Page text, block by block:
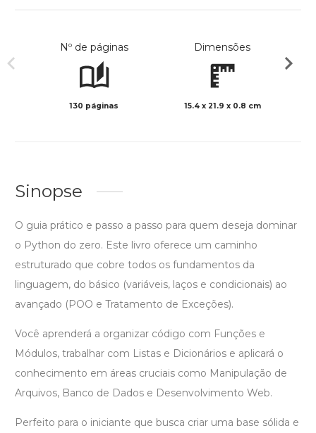
Nº de páginas
130 páginas
Dimensões
15.4 x 21.9 x 0.8 cm
Sinopse
O guia prático e passo a passo para quem deseja dominar
o Python do zero. Este livro oferece um caminho
estruturado que cobre todos os fundamentos da
linguagem, do básico (variáveis, laços e condicionais) ao
avançado (POO e Tratamento de Exceções).
Você aprenderá a organizar código com Funções e
Módulos, trabalhar com Listas e Dicionários e aplicará o
conhecimento em áreas cruciais como Manipulação de
Arquivos, Banco de Dados e Desenvolvimento Web.
Perfeito para o iniciante que busca criar uma base sólida e